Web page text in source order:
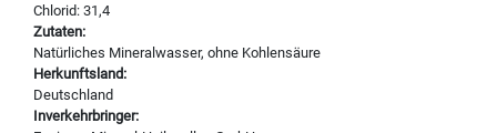
Chlorid: 31,4
Zutaten:
Natürliches Mineralwasser, ohne Kohlensäure
Herkunftsland:
Deutschland
Inverkehrbringer: